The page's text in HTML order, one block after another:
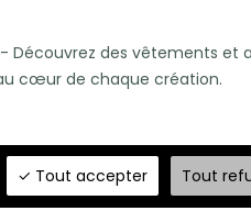
- Découvrez des vêtements et
cœur de chaque création.
Tout accepter Tout